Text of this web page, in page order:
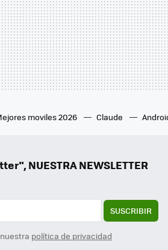
moviles 2026 Claude
NUESTRA NEWSLETTER
SUSCRIBIR
política de privacidad